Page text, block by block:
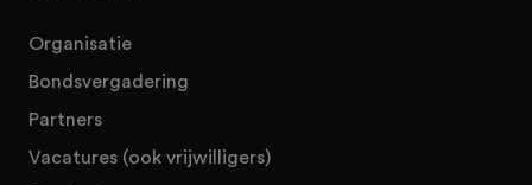
Organisatie
Bondsvergadering
Partners
Vacatures (ook vrijwilligers)